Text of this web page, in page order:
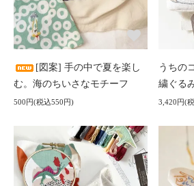
[図案] 手の中で夏を楽し
む。海のちいさなモチーフ
500円(税込550円)
うちの
繍ぐる
3,420円(